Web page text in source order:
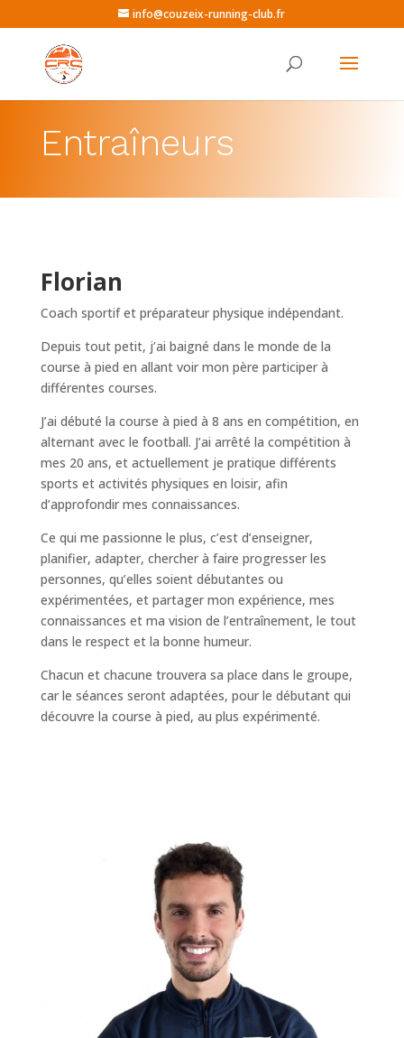
info@couzeix-running-club.fr
Entraîneurs
Florian
Coach sportif et préparateur physique indépendant.
Depuis tout petit, j’ai baigné dans le monde de la
course à pied en allant voir mon père participer à
différentes courses.
J’ai débuté la course à pied à 8 ans en compétition, en
alternant avec le football. J’ai arrêté la compétition à
mes 20 ans, et actuellement je pratique différents
sports et activités physiques en loisir, afin
d’approfondir mes connaissances.
Ce qui me passionne le plus, c’est d’enseigner,
planifier, adapter, chercher à faire progresser les
personnes, qu’elles soient débutantes ou
expérimentées, et partager mon expérience, mes
connaissances et ma vision de l’entraînement, le tout
dans le respect et la bonne humeur.
Chacun et chacune trouvera sa place dans le groupe,
car le séances seront adaptées, pour le débutant qui
découvre la course à pied, au plus expérimenté.